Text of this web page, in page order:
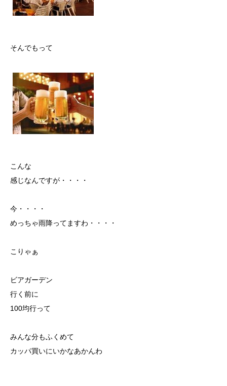
そんでもって
こんな
感じなんですが・・・・
今・・・・
めっちゃ雨降ってますわ・・・・
こりゃぁ
ビアガーデン
行く前に
100均行って
みんな分もふくめて
カッパ買いにいかなあかんわ